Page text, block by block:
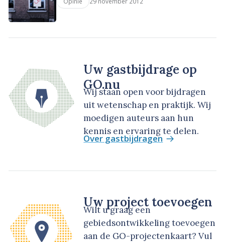
Uw gastbijdrage op
GO.nu
Wij staan open voor bijdragen
uit wetenschap en praktijk. Wij
moedigen auteurs aan hun
kennis en ervaring te delen.
Over gastbijdragen
Uw project toevoegen
Wilt u graag een
gebiedsontwikkeling toevoegen
aan de GO-projectenkaart? Vul